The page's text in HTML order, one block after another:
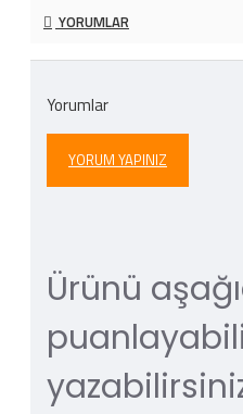
YORUMLAR
Yorumlar
YORUM YAPINIZ
Ürünü